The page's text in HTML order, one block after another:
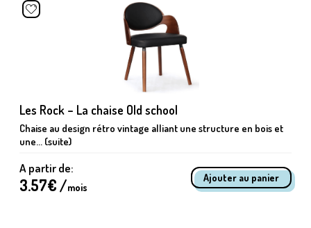
Les Rock – La chaise Old school
Chaise au design rétro vintage alliant une structure en bois et
une... (suite)
A partir de:
3.57€ /mois